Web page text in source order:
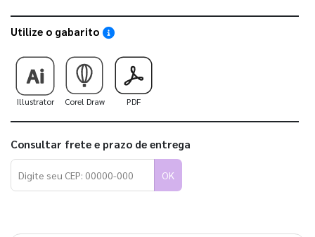
Utilize o gabarito Saiba como utilizar os nossos gabaritos
Illustrator Corel Draw PDF
Consultar frete e prazo de entrega
OK